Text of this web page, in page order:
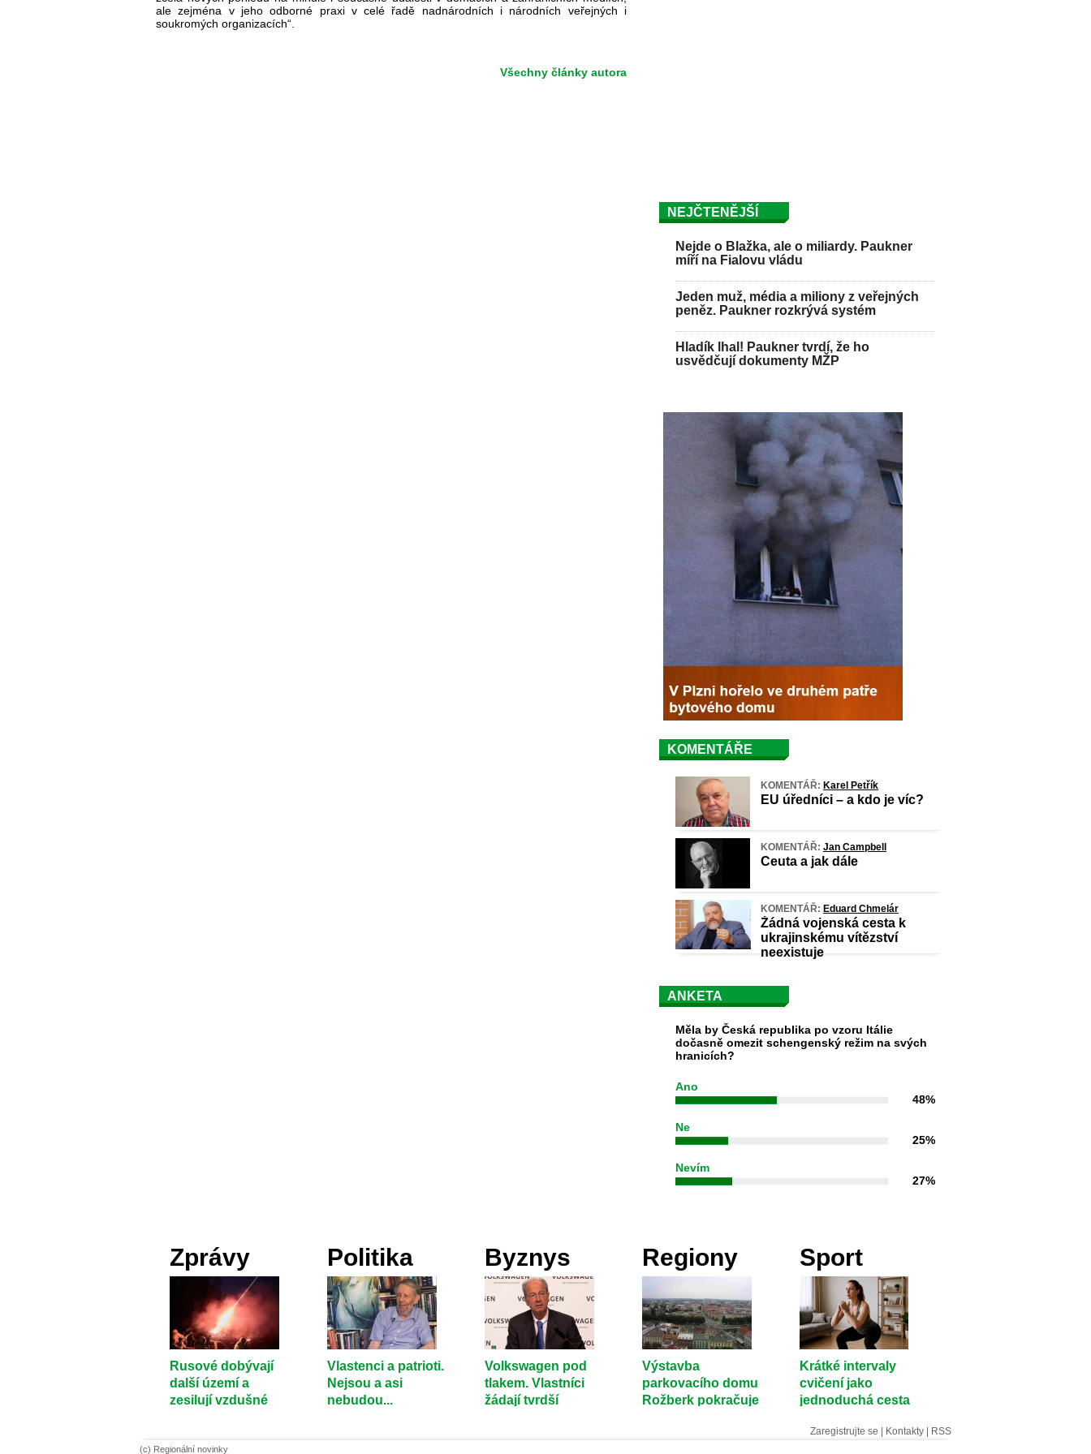
ale zejména v jeho odborné praxi v celé řadě nadnárodních i národních veřejných i
soukromých organizacích“.
Všechny články autora
NEJČTENĚJŠÍ
Nejde o Blažka, ale o miliardy. Paukner
míří na Fialovu vládu
Jeden muž, média a miliony z veřejných
peněz. Paukner rozkrývá systém
Hladík lhal! Paukner tvrdí, že ho
usvědčují dokumenty MŽP
KOMENTÁŘE
KOMENTÁŘ: Karel Petřík
EU úředníci – a kdo je víc?
KOMENTÁŘ: Jan Campbell
Ceuta a jak dále
KOMENTÁŘ: Eduard Chmelár
Žádná vojenská cesta k
ukrajinskému vítězství
neexistuje
ANKETA
Měla by Česká republika po vzoru Itálie
dočasně omezit schengenský režim na svých
hranicích?
Ano
48%
Ne
25%
Nevím
27%
Zprávy
Rusové dobývají
další území a
zesilují vzdušné
Politika
Vlastenci a patrioti.
Nejsou a asi
nebudou...
Byznys
Volkswagen pod
tlakem. Vlastníci
žádají tvrdší
Regiony
Výstavba
parkovacího domu
Rožberk pokračuje
Sport
Krátké intervaly
cvičení jako
jednoduchá cesta
Zaregistrujte se Kontakty RSS
(c) Regionální novinky